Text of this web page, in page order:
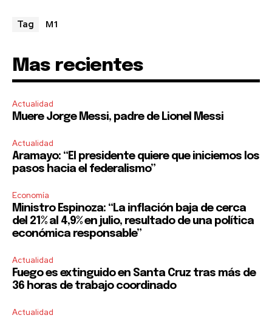
Tag M1
Mas recientes
Actualidad
Muere Jorge Messi, padre de Lionel Messi
Actualidad
Aramayo: “El presidente quiere que iniciemos los
pasos hacia el federalismo”
Economía
Ministro Espinoza: “La inflación baja de cerca
del 21% al 4,9% en julio, resultado de una política
económica responsable”
Actualidad
Fuego es extinguido en Santa Cruz tras más de
36 horas de trabajo coordinado
Actualidad